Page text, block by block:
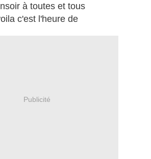
à toutes et tous
c'est l'heure de
Publicité